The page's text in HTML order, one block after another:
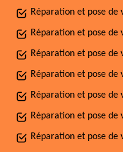
Réparation et pose de
Réparation et pose de
Réparation et pose de
Réparation et pose de
Réparation et pose de
Réparation et pose de
Réparation et pose de